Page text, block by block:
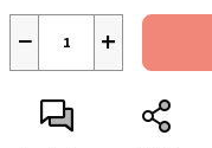
+
−